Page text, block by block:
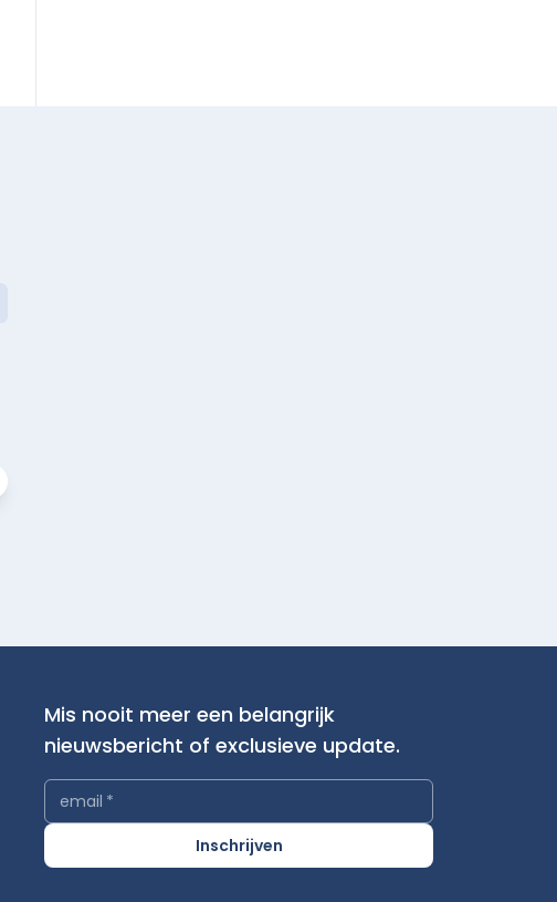
Mis nooit meer een belangrijk
nieuwsbericht of exclusieve update.
email *
Inschrijven